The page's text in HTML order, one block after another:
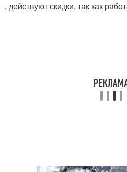
. действуют скидки, так как